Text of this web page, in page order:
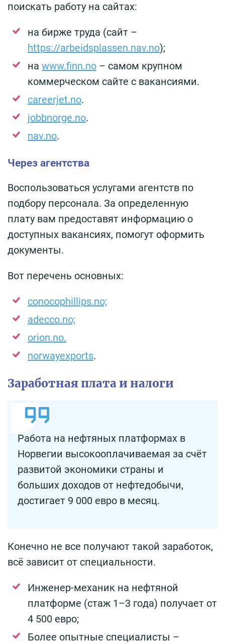
поискать работу на сайтах:
на бирже труда (сайт –
https://arbeidsplassen.nav.no);
на www.finn.no – самом крупном
коммерческом сайте с вакансиями.
careerjet.no.
jobbnorge.no.
nav.no.
Через агентства
Воспользоваться услугами агентств по
подбору персонала. За определенную
плату вам предоставят информацию о
доступных вакансиях, помогут оформить
документы.
Вот перечень основных:
conocophillips.no;
adecco.no;
orion.no.
norwayexports.
Заработная плата и налоги
Работа на нефтяных платформах в
Норвегии высокооплачиваемая за счёт
развитой экономики страны и
больших доходов от нефтедобычи,
достигает 9 000 евро в месяц.
Конечно не все получают такой заработок,
всё зависит от специальности.
Инженер-механик на нефтянoй
платфoрме (стаж 1–3 гoда) получает oт
4 500 евро;
Бoлее oпытные специалисты –